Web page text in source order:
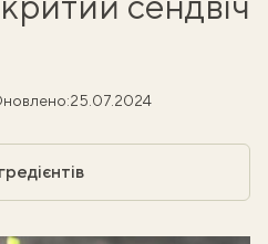
25.07.2024